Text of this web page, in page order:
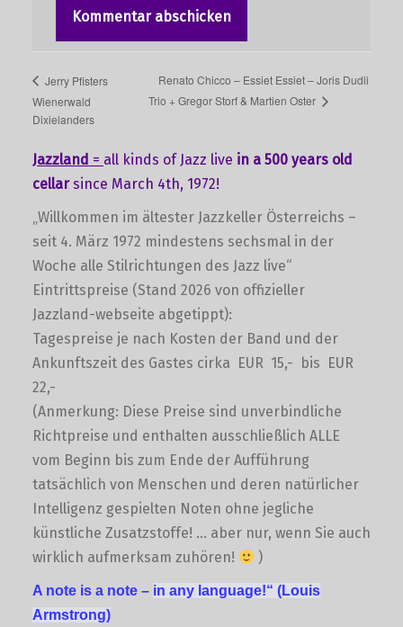
Jerry Pfisters
Wienerwald
Dixielanders
Renato Chicco – Essiet Essiet – Joris Dudli
Trio + Gregor Storf & Martien Oster
Jazzland = all kinds of Jazz live in a 500 years old
cellarsince March 4th, 1972!
„Willkommen im ältester Jazzkeller Österreichs –
seit 4. März 1972 mindestens sechsmal in der
Woche alle Stilrichtungen des Jazz live“
Eintrittspreise (Stand 2026 von offizieller
Jazzland-webseite abgetippt):
Tagespreise je nach Kosten der Band und der
Ankunftszeit des Gastes cirka EUR 15,- bis EUR
22,-
(Anmerkung: Diese Preise sind unverbindliche
Richtpreise und enthalten ausschließlich ALLE
vom Beginn bis zum Ende der Aufführung
tatsächlich von Menschen und deren natürlicher
Intelligenz gespielten Noten ohne jegliche
künstliche Zusatzstoffe! … aber nur, wenn Sie auch
wirklich aufmerksam zuhören!
)
A note is a note – in any language!“ (Louis
Armstrong)